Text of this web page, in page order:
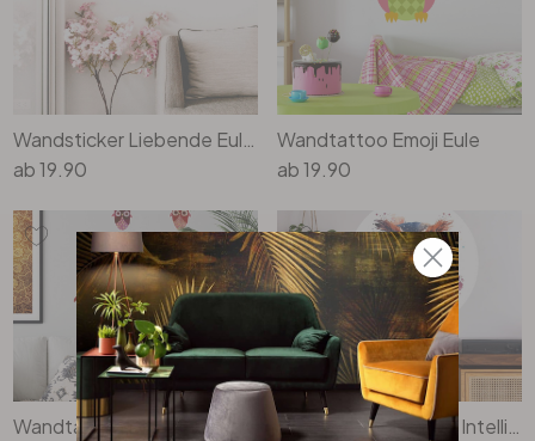
Wandsticker Liebende Eulen
ab19.90
Wandtattoo Emoji Eule
ab19.90
Wandtattoo Heine - Intelligente Eule mit Brille - Astro Cruise - Rund